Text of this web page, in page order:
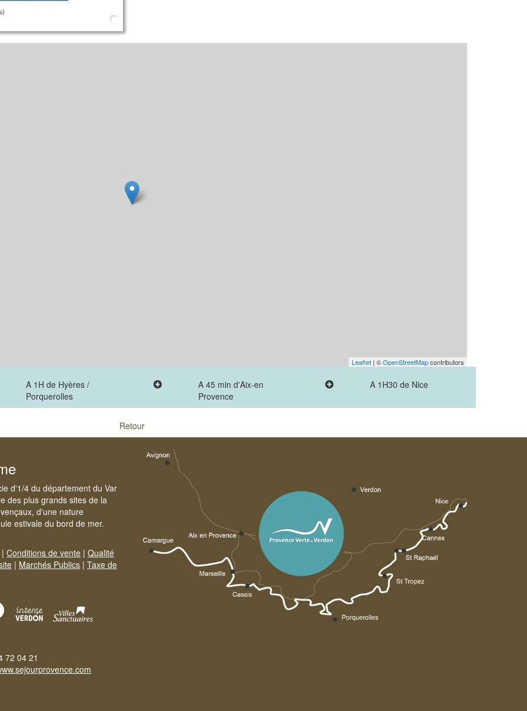
Leaflet | ©OpenStreetMapcontributors
A 1H de Hyères /
Porquerolles
A 45 min d'Aix-en
Provence
A 1H30 de Nice
Retour
d'1/4 du département du Var
des plus grands sites de la
d'une nature
estivale du bord de mer.
| Conditions de vente | Qualité
| Marchés Publics | Taxe de
72 04 21